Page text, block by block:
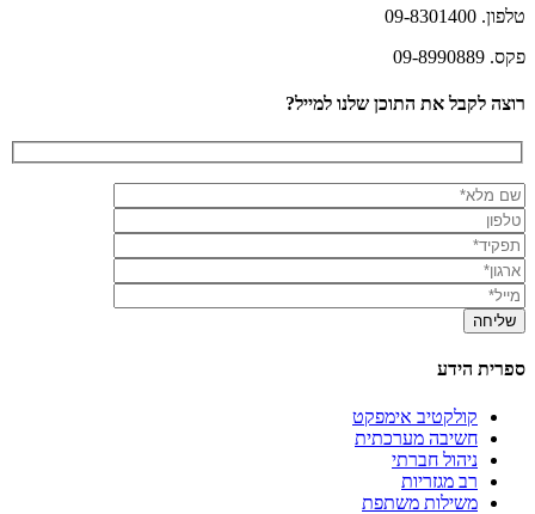
טלפון. 09-8301400
פקס. 09-8990889
רוצה לקבל את התוכן שלנו למייל?
ספרית הידע
קולקטיב אימפקט
חשיבה מערכתית
ניהול חברתי
רב מגזריות
משילות משתפת